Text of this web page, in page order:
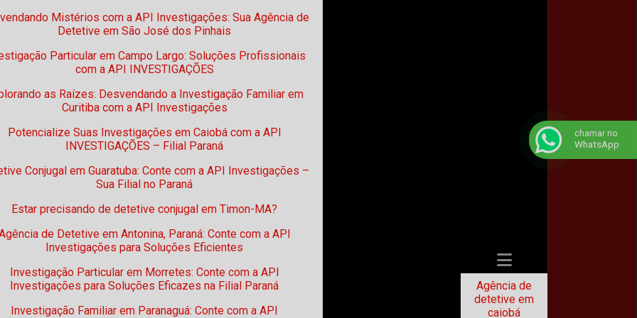
Mistérios com a API Investigações: Sua Agência de
Detetive em São José dos Pinhais
Particular em Campo Largo: Soluções Profissionais
com a API INVESTIGAÇÕES
as Raízes: Desvendando a Investigação Familiar em
Curitiba com a API Investigações
Potencialize Suas Investigações em Caiobá com a API
INVESTIGAÇÕES – Filial Paraná
Conjugal em Guaratuba: Conte com a API Investigações –
Sua Filial no Paraná
Estar precisando de detetive conjugal em Timon-MA?
de Detetive em Antonina, Paraná: Conte com a API
Investigações para Soluções Eficientes
Investigação Particular em Morretes: Conte com a API
Investigações para Soluções Eficazes na Filial Paraná
Investigação Familiar em Paranaguá: Conte com a API
Agência de
detetive em
caiobá
chamar no
WhatsApp